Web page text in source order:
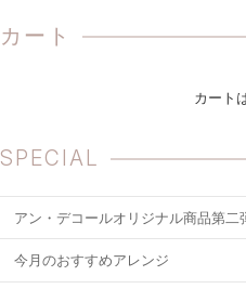
カート
カート
SPECIAL
アン・デコールオリジナル商品第二
今月のおすすめアレンジ